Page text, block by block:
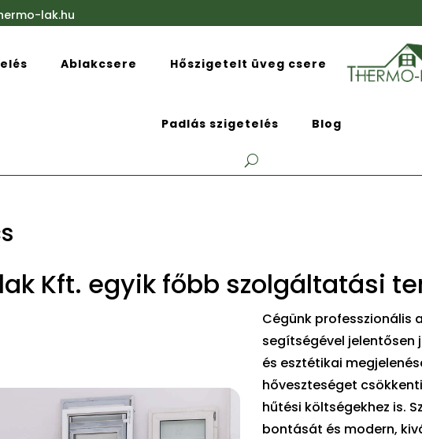
lak.hu
Ablakcsere Hőszigetelt üveg csere
Padlás szigetelés Blog
Kft. egyik főbb szolgáltatási
Cégünk professzionális
segítségével
és esztétikai
hőveszteséget
hűtési költségekhez is.
bontását és modern,